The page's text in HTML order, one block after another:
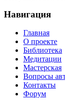
Навигация
Главная
О проекте
Библиотека
Медитации
Мастерская
Вопросы
Контакты
Форум